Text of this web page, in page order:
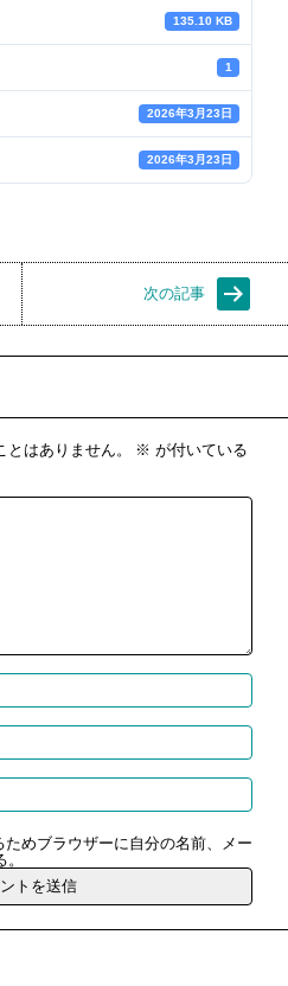
135.10 KB
1
2026年3月23日
2026年3月23日
次の記事
はありません。 ※ が付いている
めブラウザーに自分の名前、メー